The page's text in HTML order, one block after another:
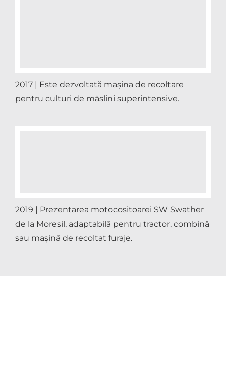
2017 | Este dezvoltată mașina de recoltare
pentru culturi de măslini superintensive.
2019 | Prezentarea motocositoarei SW Swather
de la Moresil, adaptabilă pentru tractor, combină
sau mașină de recoltat furaje.